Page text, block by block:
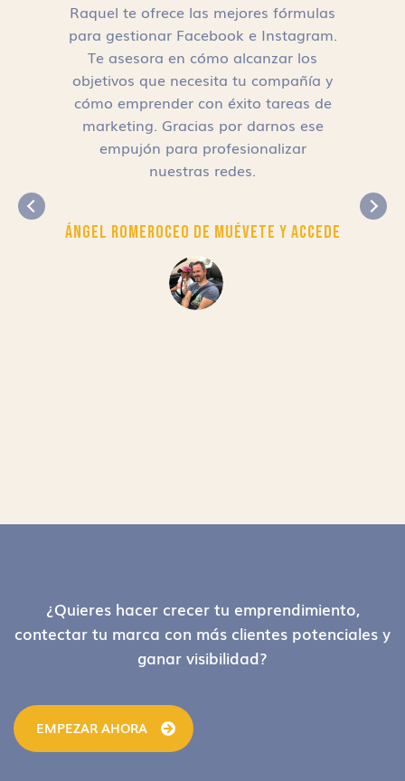
Raquel te ofrece las mejores fórmulas
para gestionar Facebook e Instagram.
Te asesora en cómo alcanzar los
objetivos que necesita tu compañía y
cómo emprender con éxito tareas de
marketing. Gracias por darnos ese
empujón para profesionalizar
nuestras redes.
Ángel RomeroCEO de Muévete y Accede
Footer¿Quieres hacer crecer tu emprendimiento,
contectar tu marca con más clientes potenciales y
ganar visibilidad?
EMPEZAR AHORA